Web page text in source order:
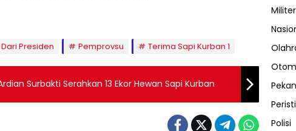
Dari Presiden Pemprovsu Terima Sapi Kurban 1
Surbakti Serahkan 13 Ekor Hewan Sapi Kurban
Militer
Polisi